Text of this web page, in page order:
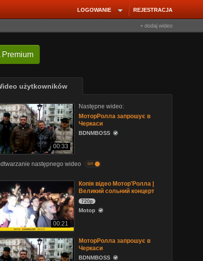
REJESTRACJA
LOGOWANIE
+ dodaj wideo
Premium
użytkowników
00:33
Następne wideo:
МоторРолла запрошує в
Черкаси
BDNMBOSS
następnego wideo on
00:21
Копія відео Mотор'Ролла |
Великий сольний концерт
720p
Motop
МоторРолла запрошує в
Черкаси
BDNMBOSS